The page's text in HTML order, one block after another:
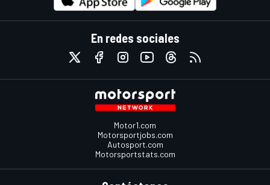
En redes sociales
Motor1.com
Motorsportjobs.com
Autosport.com
Motorsportstats.com